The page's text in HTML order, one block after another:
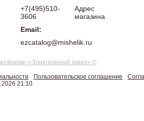
+7(495)510-
3606
Email:
ezcatalog@mishelik.ru
Адрес
магазина
«Электронный заказ» ©
Пользовательское соглашение
21:10